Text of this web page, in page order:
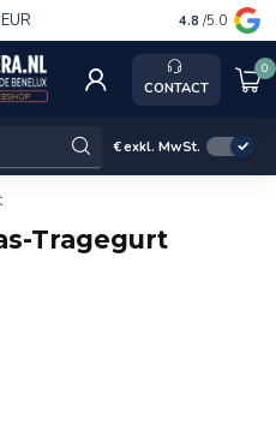
Service,
4.8 /5.0
CONTACT
0
€exkl. MwSt.
Tragegurt